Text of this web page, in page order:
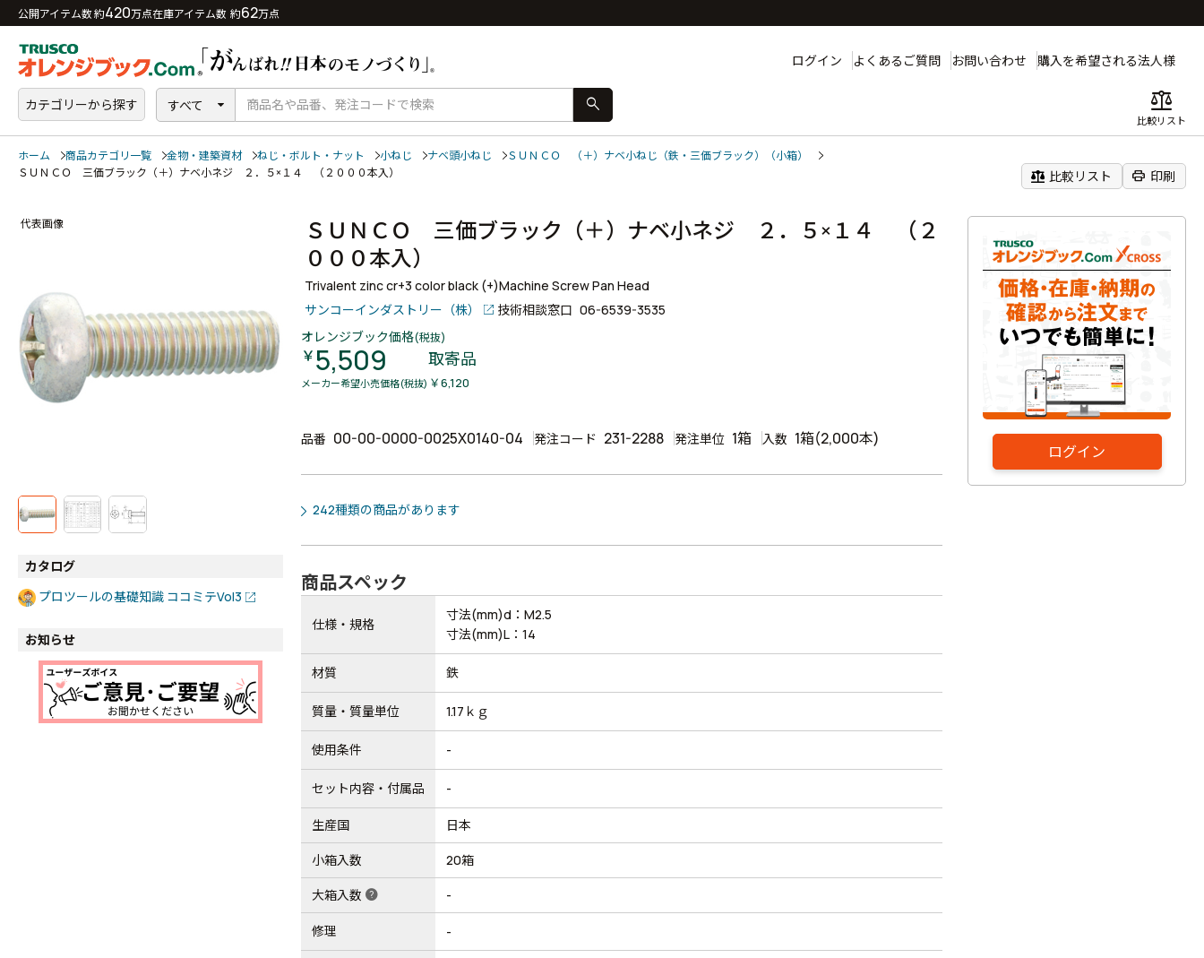
公開アイテム数 約420万点在庫アイテム数 約62万点
ログイン よくあるご質問 お問い合わせ 購入を希望される法人様
カテゴリーから探す すべて search balance
比較リスト
ホーム 商品カテゴリ一覧 金物・建築資材 ねじ・ボルト・ナット 小ねじ ナベ頭小ねじ
ＳＵＮＣＯ （＋）ナベ小ねじ（鉄・三価ブラック）（小箱）
ＳＵＮＣＯ 三価ブラック（＋）ナベ小ネジ ２．５×１４ （２０００本入）
balance 比較リスト print 印刷
ログイン
代表画像
カタログ
プロツールの基礎知識 ココミテVol3
お知らせ
ＳＵＮＣＯ 三価ブラック（＋）ナベ小ネジ ２．５×１４ （２
０００本入）
Trivalent zinc cr+3 color black (+)Machine Screw Pan Head
サンコーインダストリー（株）
技術相談窓口 06-6539-3535
オレンジブック価格(税抜)
￥5,509 取寄品
メーカー希望小売価格(税抜) ￥6,120
品番 00-00-0000-0025X0140-04 発注コード 231-2288 発注単位 1箱 入数 1箱(2,000本)
242種類の商品があります
商品スペック
仕様・規格
寸法(mm)d：M2.5
寸法(mm)L：14
材質 鉄
質量・質量単位 1.17ｋｇ
使用条件 -
セット内容・付属品 -
生産国 日本
小箱入数 20箱
大箱入数 help -
修理 -